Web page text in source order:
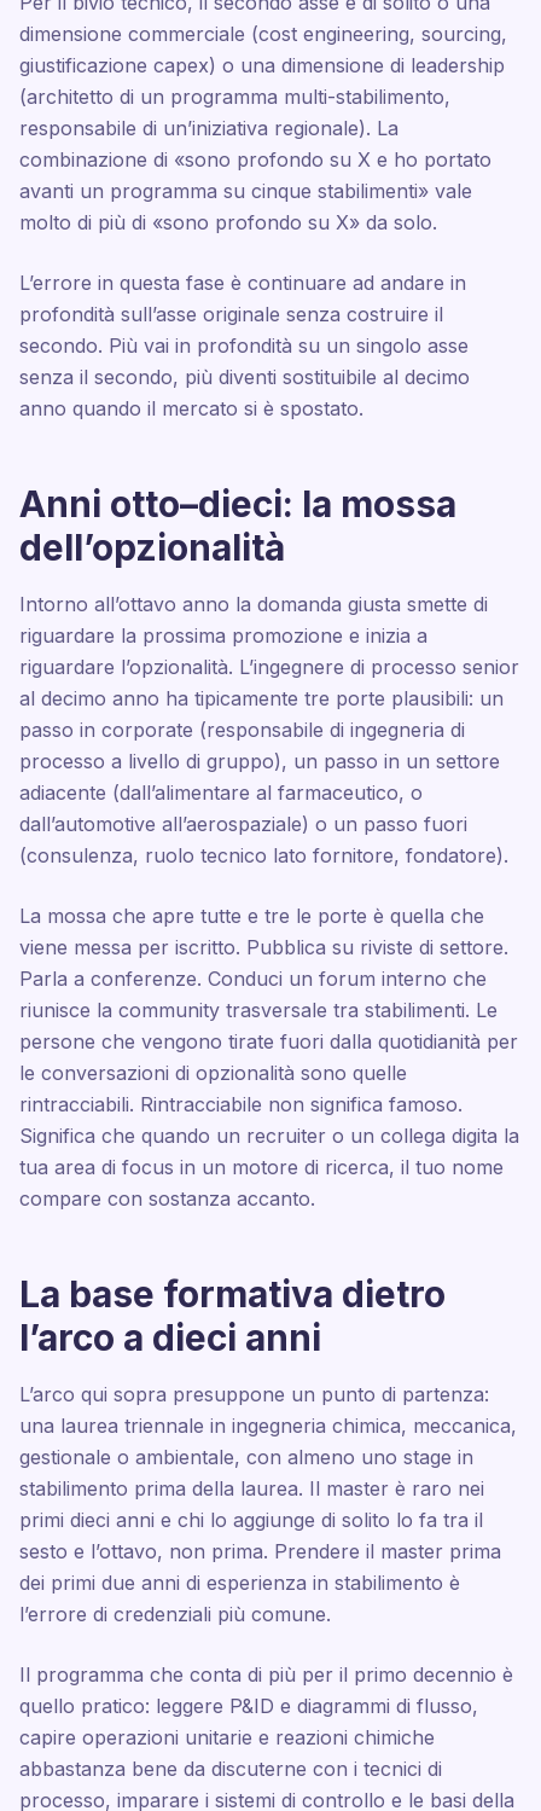
dimensione commerciale (cost engineering, sourcing,
giustificazione capex) o una dimensione di leadership
(architetto di un programma multi-stabilimento,
responsabile di un’iniziativa regionale). La
combinazione di «sono profondo su X e ho portato
avanti un programma su cinque stabilimenti» vale
molto di più di «sono profondo su X» da solo.
L’errore in questa fase è continuare ad andare in
profondità sull’asse originale senza costruire il
secondo. Più vai in profondità su un singolo asse
senza il secondo, più diventi sostituibile al decimo
anno quando il mercato si è spostato.
Anni otto–dieci: la mossa
dell’opzionalità
Intorno all’ottavo anno la domanda giusta smette di
riguardare la prossima promozione e inizia a
riguardare l’opzionalità. L’ingegnere di processo senior
al decimo anno ha tipicamente tre porte plausibili: un
passo in corporate (responsabile di ingegneria di
processo a livello di gruppo), un passo in un settore
adiacente (dall’alimentare al farmaceutico, o
dall’automotive all’aerospaziale) o un passo fuori
(consulenza, ruolo tecnico lato fornitore, fondatore).
La mossa che apre tutte e tre le porte è quella che
viene messa per iscritto. Pubblica su riviste di settore.
Parla a conferenze. Conduci un forum interno che
riunisce la community trasversale tra stabilimenti. Le
persone che vengono tirate fuori dalla quotidianità per
le conversazioni di opzionalità sono quelle
rintracciabili. Rintracciabile non significa famoso.
Significa che quando un recruiter o un collega digita la
tua area di focus in un motore di ricerca, il tuo nome
compare con sostanza accanto.
La base formativa dietro
l’arco a dieci anni
L’arco qui sopra presuppone un punto di partenza:
una laurea triennale in ingegneria chimica, meccanica,
gestionale o ambientale, con almeno uno stage in
stabilimento prima della laurea. Il master è raro nei
primi dieci anni e chi lo aggiunge di solito lo fa tra il
sesto e l’ottavo, non prima. Prendere il master prima
dei primi due anni di esperienza in stabilimento è
l’errore di credenziali più comune.
Il programma che conta di più per il primo decennio è
quello pratico: leggere P&ID e diagrammi di flusso,
capire operazioni unitarie e reazioni chimiche
abbastanza bene da discuterne con i tecnici di
processo, imparare i sistemi di controllo e le basi della